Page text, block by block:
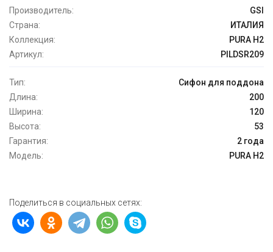
Производитель:
GSI
Страна:
ИТАЛИЯ
Коллекция:
PURA H2
Артикул:
PILDSR209
Тип:
Сифон для поддона
Длина:
200
Ширина:
120
Высота:
53
Гарантия:
2 года
Модель:
PURA H2
Поделиться в социальных сетях: